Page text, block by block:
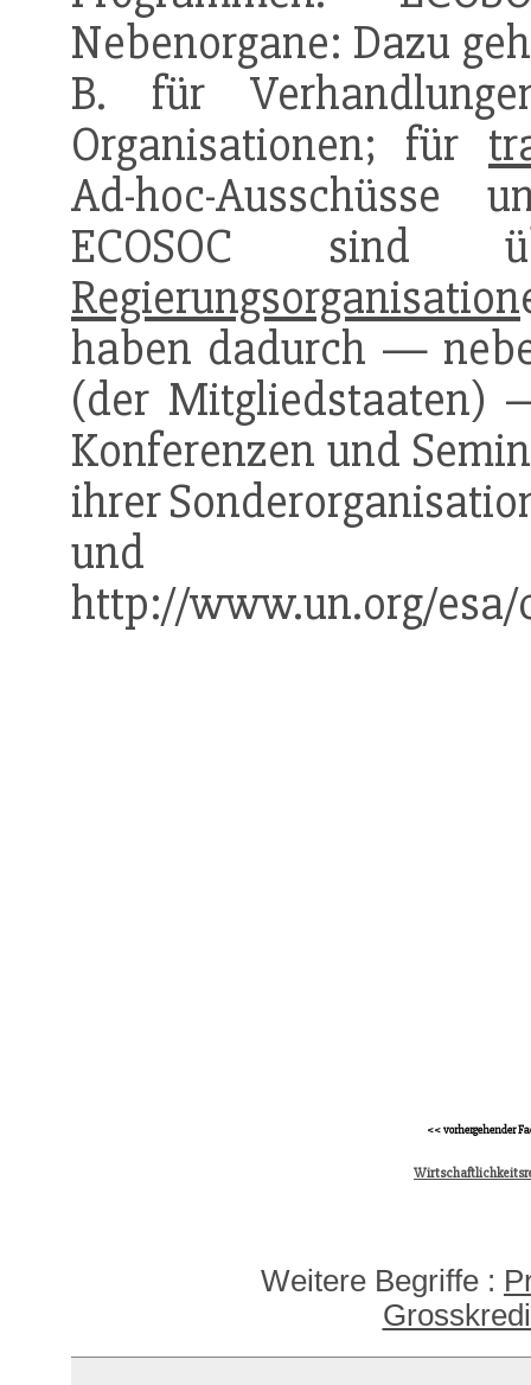
Nebenorgane: Dazu
B. für
Organisationen; für
Ad-hoc-Ausschüsse
ECOSOC
Regierungsorganisation
haben dadurch —
(der Mitgliedstaaten)
Konferenzen und
ihrer
und -
http://www.un.org/
<< vorhergehender
Weitere Begriffe :